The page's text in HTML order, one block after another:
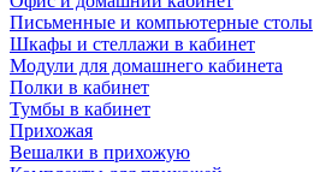
Письменные и компьютерные столы
Шкафы и стеллажи в кабинет
Модули для домашнего кабинета
Полки в кабинет
Тумбы в кабинет
Прихожая
Вешалки в прихожую